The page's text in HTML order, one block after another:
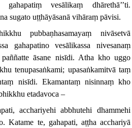
vesālikaṃ dhārethā’’ti.
sugato uṭṭhāyāsanā vihāraṃ pāvisi.
pubbaṇhasamayaṃ nivāsetvā
gahapatino vesālikassa nivesanaṃ
paññatte āsane nisīdi. Atha kho uggo
tenupasaṅkami; upasaṅkamitvā taṃ
nisīdi. Ekamantaṃ nisinnaṃ kho
etadavoca –
acchariyehi abbhutehi dhammehi
Katame te, gahapati, aṭṭha acchariyā